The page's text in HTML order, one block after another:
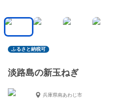
ふるさと納税可
淡路島の新玉ねぎ
兵庫県南あわじ市